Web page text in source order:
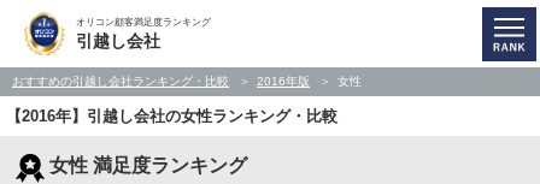
オリコン顧客満足度ランキング
引越し会社
おすすめの引越し会社ランキング・比較 2016年版 女性
【2016年】引越し会社の女性ランキング・比較
女性 満足度ランキング